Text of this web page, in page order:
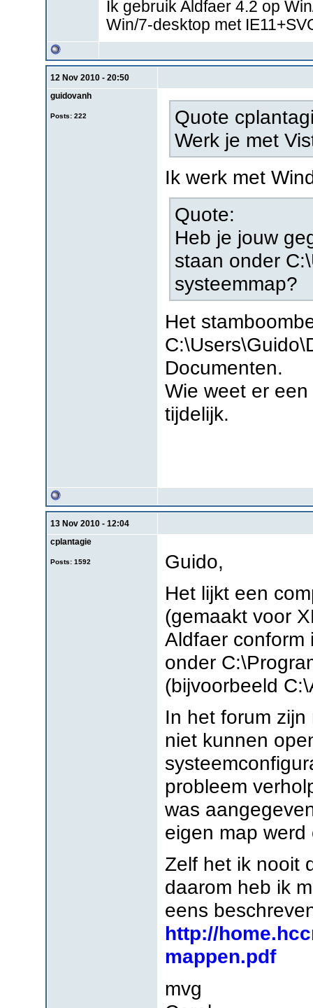
Ik gebruik Aldfaer 4.2 op
Win/7-desktop met
12 Nov 2010 - 20:50
guidovanh
Posts: 222
Quote
Werk je met
Ik werk met
Quote:
Heb je jouw
staan onder
systeemmap?
Het
Documenten.
Wie weet er
tijdelijk.
13 Nov 2010 - 12:04
cplantagie
Posts: 1592
Guido,
Het lijkt een
(gemaakt voor
Aldfaer conform
onder
(bijvoorbeeld
In het forum
niet kunnen
probleem
was
eigen map
Zelf het ik nooit
daarom heb ik
eens
http://
mappen.pdf
mvg